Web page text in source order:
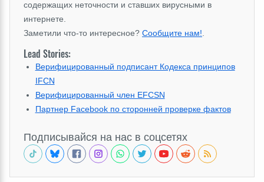
содержащих неточности и ставших вирусными в
интернете.
Заметили что-то интересное? Сообщите нам!.
Lead Stories:
Верифицированный подписант Кодекса принципов
IFCN
Верифицированный член EFCSN
Партнер Facebook по сторонней проверке фактов
Подписывайся на нас в соцсетях